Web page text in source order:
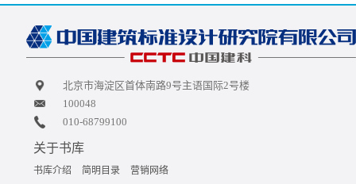
北京市海淀区首体南路9号主语国际2号楼
100048
010-68799100
关于书库
书库介绍 简明目录 营销网络